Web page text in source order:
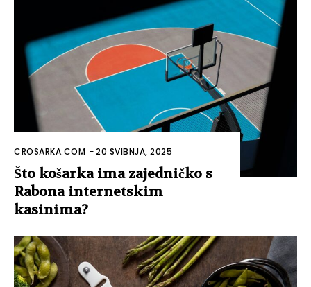
CROSARKA.COM -20 SVIBNJA, 2025
Što košarka ima zajedničko s
Rabona internetskim
kasinima?